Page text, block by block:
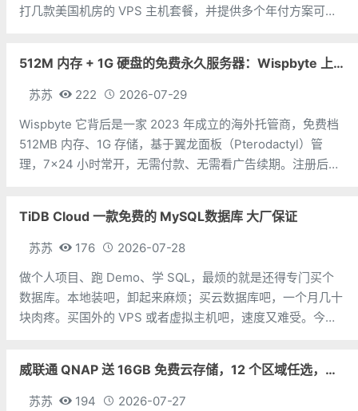
打几款美国机房的 VPS 主机套餐，并提供多个年付方案可供
量：
512M 内存 + 1G 硬盘的免费永久服务器：Wispbyte 上手
苏苏 222
2026-07-29
Wispbyte 它背后是一家 2023 年成立的海外托管商，免费档
512MB 内存、1G 存储，基于翼龙面板（Pterodactyl）管
理，7×24 小时常开，无需付款、无需看广告续期。注册后你
TiDB Cloud 一款免费的 MySQL数据库 大厂保证
苏苏 176
2026-07-28
做个人项目、跑 Demo、学 SQL，最烦的就是还得专门买个
数据库。本地装吧，卸起来麻烦；买云数据库吧，一个月几十
块肉疼。买国外的 VPS 或者虚拟主机吧，速度又难受。今天
威联通 QNAP 送 16GB 免费云存储，12 个区域任选，邮箱注册即可
苏苏 194
2026-07-27